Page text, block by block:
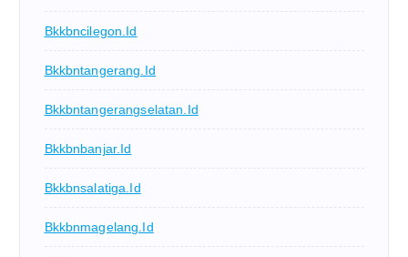
Bkkbncilegon.id
Bkkbntangerang.id
Bkkbntangerangselatan.id
Bkkbnbanjar.id
Bkkbnsalatiga.id
Bkkbnmagelang.id